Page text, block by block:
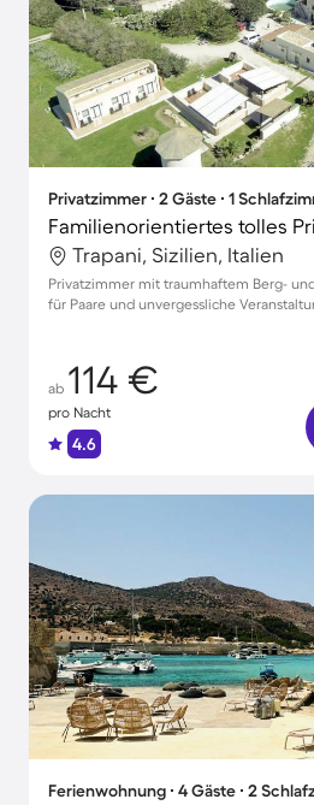
Privatzimmer ∙ 2 Gäste ∙ 1
Trapani, Sizilien, Italien
Privatzimmer mit traumhaftem Berg-
für Paare und unvergessliche
ab 114 €
pro Nacht
4.6
Ferienwohnung ∙ 4 Gäste ∙ 2